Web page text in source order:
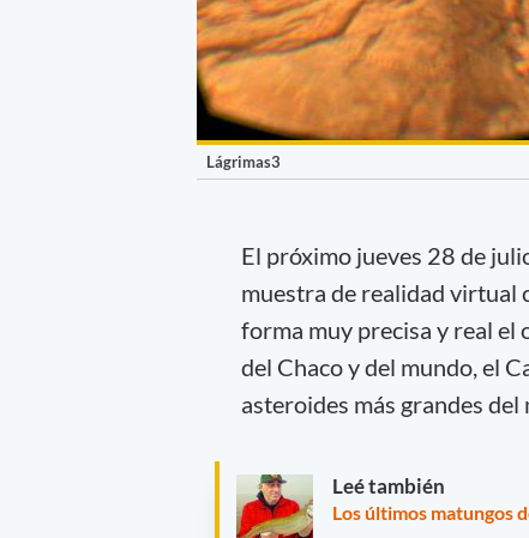
Lágrimas3
El próximo jueves 28 de
muestra de realidad virtual
forma muy precisa y real el
del Chaco y del mundo, el
asteroides más grandes del
Leé también
Los últimos matungos